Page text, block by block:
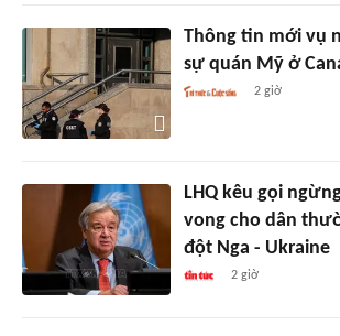
Thông tin mới vụ
sự quán Mỹ ở
2 giờ
LHQ kêu gọi
vong cho dân
đột Nga - Ukraine
2 giờ